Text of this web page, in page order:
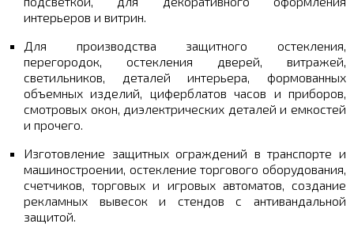
интерьеров и витрин.
Для производства защитного остекления,
перегородок, остекления дверей, витражей,
светильников, деталей интерьера, формованных
объемных изделий, циферблатов часов и приборов,
смотровых окон, диэлектрических деталей и емкостей
и прочего.
Изготовление защитных ограждений в транспорте и
машиностроении, остекление торгового оборудования,
счетчиков, торговых и игровых автоматов, создание
рекламных вывесок и стендов с антивандальной
защитой.